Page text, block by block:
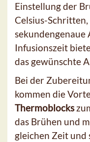
Einstellung der
Celsius-
sekundengenaue
Infusionszeit
das gewünschte
Bei der
kommen die
Thermoblocks
das Brühen und
gleichen Zeit